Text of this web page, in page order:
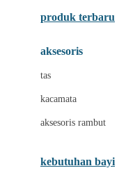
Baabaasheepz
Baby Dove
Baby Jogger
produk terbaru
aksesoris
tas
kacamata
aksesoris rambut
kebutuhan bayi